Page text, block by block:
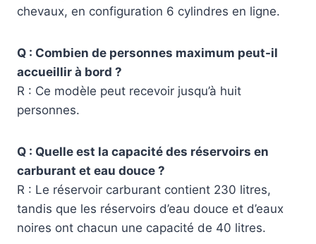
chevaux, en configuration 6 cylindres en ligne.
Q : Combien de personnes maximum peut-il
accueillir à bord ?
R : Ce modèle peut recevoir jusqu’à huit
personnes.
Q : Quelle est la capacité des réservoirs en
carburant et eau douce ?
R : Le réservoir carburant contient 230 litres,
tandis que les réservoirs d’eau douce et d’eaux
noires ont chacun une capacité de 40 litres.